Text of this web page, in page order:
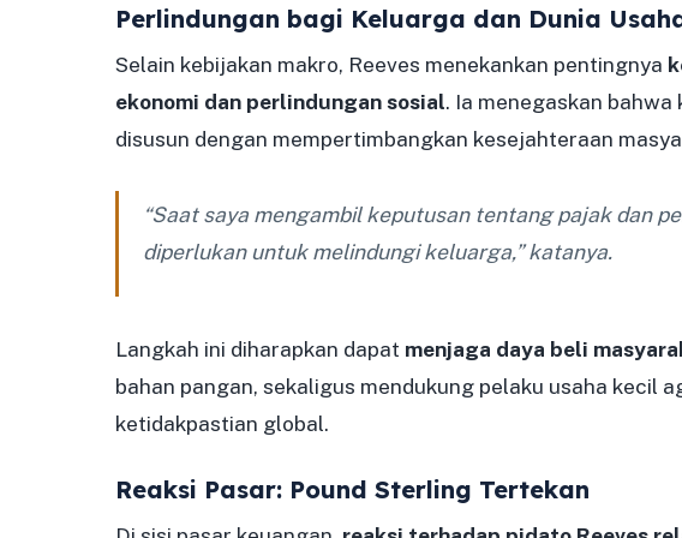
Perlindungan bagi Keluarga dan Dunia
Selain kebijakan makro, Reeves menekankan pentingnya
ekonomi dan perlindungan sosial. Ia menegaskan
disusun dengan mempertimbangkan kesejahteraan
“Saat saya mengambil keputusan tentang pajak dan
diperlukan untuk melindungi keluarga,” katanya.
Langkah ini diharapkan dapat menjaga daya beli
bahan pangan, sekaligus mendukung pelaku usaha kecil
ketidakpastian global.
Reaksi Pasar: Pound Sterling Tertekan